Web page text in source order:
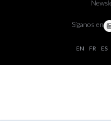
Síganos en
EN FR ES